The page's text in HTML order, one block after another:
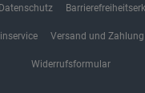
Datenschutz
Versand und Zahlung
Widerrufsformular